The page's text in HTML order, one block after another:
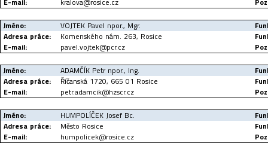
Jméno: VOJTEK Pavel npor., Mgr.
Adresa práce:
Komenského nám. 263, Rosice
E-mail:
pavel.vojtek@pcr.cz
Jméno: ADAMČÍK Petr npor., Ing.
Adresa práce:
Říčanská 1720, 665 01 Rosice
E-mail:
petr.adamcik@hzscr.cz
Jméno: HUMPOLÍČEK Josef Bc.
Adresa práce:
Město Rosice
E-mail:
humpolicek@rosice.cz